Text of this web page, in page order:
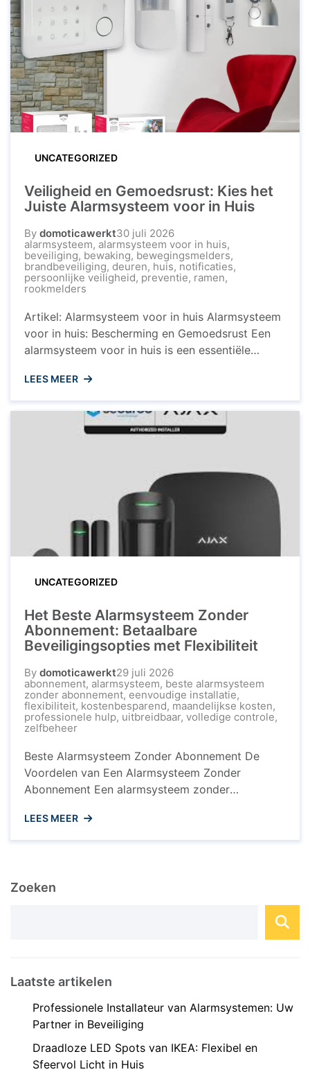
andere noodsituaties. Waarom Kiezen voor
Alarmsysteem Woonveilig? Het alarmsysteem van
Woonveilig is eenvoudig ...
UNCATEGORIZED
Veiligheid en Gemoedsrust: Kies het
Juiste Alarmsysteem voor in Huis
By domoticawerkt30 juli 2026
alarmsysteem, alarmsysteem voor in huis,
beveiliging, bewaking, bewegingsmelders,
brandbeveiliging, deuren, huis, notificaties,
persoonlijke veiligheid, preventie, ramen,
rookmelders
Artikel: Alarmsysteem voor in huis Alarmsysteem
voor in huis: Bescherming en Gemoedsrust Een
alarmsysteem voor in huis is een essentiële
beschermen tegen ongewenste indringers. Met
de toenemende bezorgdheid over veiligheid is
het installeren van een betrouwbaar
alarmsysteem een verstandige keuze die
LEES MEER
UNCATEGORIZED
Het Beste Alarmsysteem Zonder
Abonnement: Betaalbare
Beveiligingsopties met Flexibiliteit
By domoticawerkt29 juli 2026
abonnement, alarmsysteem, beste alarmsysteem
zonder abonnement, eenvoudige installatie,
flexibiliteit, kostenbesparend, maandelijkse kosten,
professionele hulp, uitbreidbaar, volledige controle,
zelfbeheer
Beste Alarmsysteem Zonder Abonnement De
Voordelen van Een Alarmsysteem Zonder
Abonnement Een alarmsysteem zonder
huiseigenaren die op zoek zijn naar een
betaalbare en effectieve manier om hun huis te
langdurige contracten en maandelijkse kosten,
biedt een alarmsysteem zonder abonnement ...
LEES MEER
Zoeken
Laatste artikelen
Professionele Installateur van Alarmsystemen: Uw
Partner in Beveiliging
Draadloze LED Spots van IKEA: Flexibel en
Sfeervol Licht in Huis